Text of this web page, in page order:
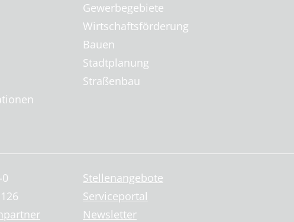
Gewerbegebiete
Wirtschaftsförderung
Bauen
Stadtplanung
Straßenbau
Stellenangebote
Serviceportal
Newsletter